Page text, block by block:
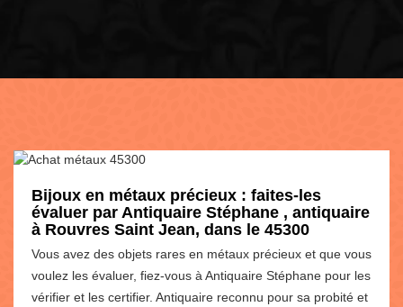
Bijoux en métaux précieux : faites-les
évaluer par Antiquaire Stéphane , antiquaire
à Rouvres Saint Jean, dans le 45300
Vous avez des objets rares en métaux précieux et que vous
voulez les évaluer, fiez-vous à Antiquaire Stéphane pour les
vérifier et les certifier. Antiquaire reconnu pour sa probité et